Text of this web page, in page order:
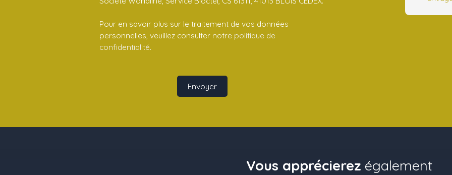
Pour en savoir plus sur le traitement de vos données
personnelles, veuillez consulter notre politique de
confidentialité.
Envoyer
Vous apprécierez également